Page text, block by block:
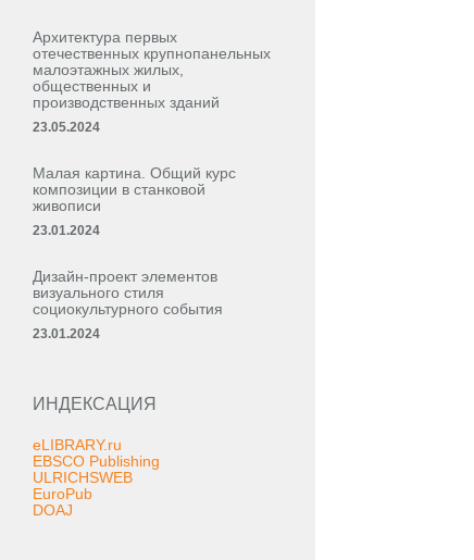
Архитектура первых
отечественных крупнопанельных
малоэтажных жилых,
общественных и
производственных зданий
23.05.2024
Малая картина. Общий курс
композиции в станковой
живописи
23.01.2024
Дизайн-проект элементов
визуального стиля
социокультурного события
23.01.2024
ИНДЕКСАЦИЯ
eLIBRARY.ru
EBSCO Publishing
ULRICHSWEB
EuroPub
DOAJ